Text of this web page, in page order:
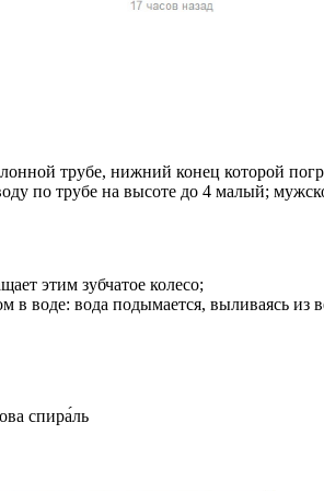
женщин и
страны),трубе, нижний конец которой
по трубе на высоте до 4 малый;
этим зубчатое колесо;
воде: вода подымается, выливаясь из
спира́ль